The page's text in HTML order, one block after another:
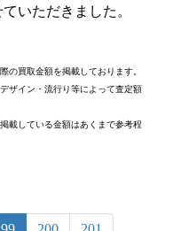
いただきました。
の買取金額を掲載しております。
ザイン・流行り等によって査定額
載している金額はあくまで参考程